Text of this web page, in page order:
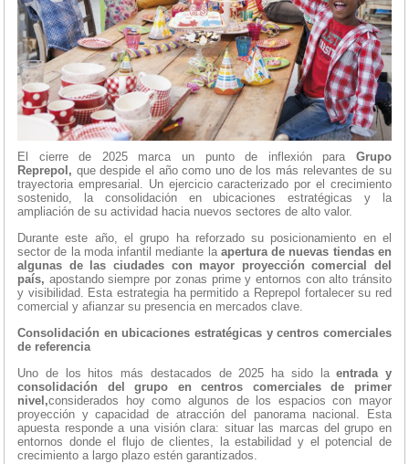
El cierre de 2025 marca un punto de inflexión para Grupo
Reprepol, que despide el año como uno de los más relevantes de su
trayectoria empresarial. Un ejercicio caracterizado por el crecimiento
sostenido, la consolidación en ubicaciones estratégicas y la
ampliación de su actividad hacia nuevos sectores de alto valor.
Durante este año, el grupo ha reforzado su posicionamiento en el
sector de la moda infantil mediante la apertura de nuevas tiendas en
algunas de las ciudades con mayor proyección comercial del
país, apostando siempre por zonas prime y entornos con alto tránsito
y visibilidad. Esta estrategia ha permitido a Reprepol fortalecer su red
comercial y afianzar su presencia en mercados clave.
Consolidación en ubicaciones estratégicas y centros comerciales
de referencia
Uno de los hitos más destacados de 2025 ha sido laentrada y
consolidación del grupo en centros comerciales de primer
nivel,considerados hoy como algunos de los espacios con mayor
proyección y capacidad de atracción del panorama nacional. Esta
apuesta responde a una visión clara: situar las marcas del grupo en
entornos donde el flujo de clientes, la estabilidad y el potencial de
crecimiento a largo plazo estén garantizados.